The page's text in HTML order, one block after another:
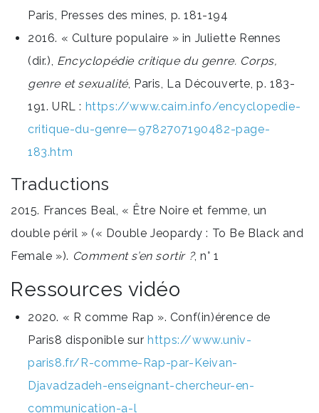
Paris, Presses des mines, p. 181-194
2016. « Culture populaire » in Juliette Rennes
(dir.), Encyclopédie critique du genre. Corps,
genre et sexualité, Paris, La Découverte, p. 183-
191. URL : https://www.cairn.info/encyclopedie-
critique-du-genre—9782707190482-page-
183.htm
Traductions
2015. Frances Beal, « Être Noire et femme, un
double péril » (« Double Jeopardy : To Be Black and
Female »). Comment s’en sortir ?, n° 1
Ressources vidéo
2020. « R comme Rap ». Conf(in)érence de
Paris8 disponible surhttps://www.univ-
paris8.fr/R-comme-Rap-par-Keivan-
Djavadzadeh-enseignant-chercheur-en-
communication-a-l